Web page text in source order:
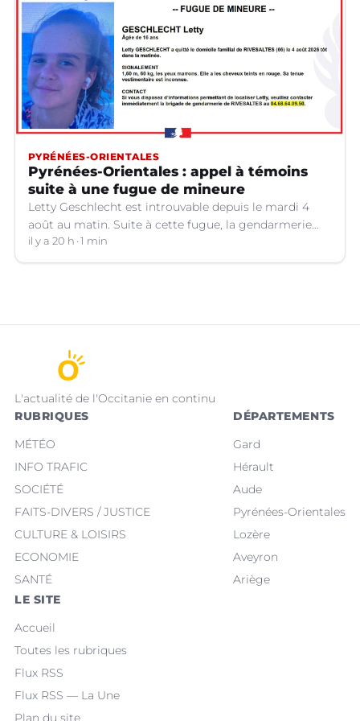
PYRÉNÉES-ORIENTALES
Pyrénées-Orientales : appel à témoins
suite à une fugue de mineure
Letty Geschlecht est introuvable depuis le mardi 4
août au matin. Suite à cette fugue, la gendarmerie
des Pyrénées-Orientales lance un appel à témoins.
il y a 20 h 1 min
L'actualité de l'Occitanie en continu
RUBRIQUES
MÉTÉO
INFO TRAFIC
SOCIÉTÉ
FAITS-DIVERS / JUSTICE
CULTURE & LOISIRS
ECONOMIE
SANTÉ
DÉPARTEMENTS
Gard
Hérault
Aude
Pyrénées-Orientales
Lozère
Aveyron
Ariège
LE SITE
Accueil
Toutes les rubriques
Flux RSS
Flux RSS — La Une
Plan du site